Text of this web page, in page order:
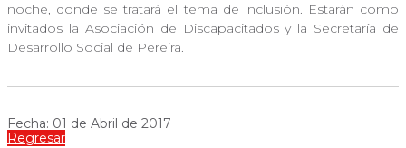
noche, donde se tratará el tema de inclusión. Estarán como
invitados la Asociación de Discapacitados y la Secretaría de
Desarrollo Social de Pereira.
Fecha: 01 de Abril de 2017
Regresar